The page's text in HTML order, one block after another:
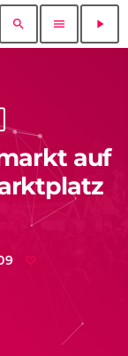
search menu play_arrow
auf